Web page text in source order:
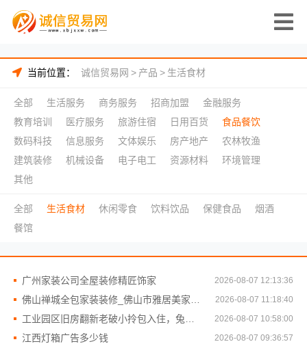
当前位置： 诚信贸易网 > 产品 > 生活食材
全部 生活服务 商务服务 招商加盟
金融服务
教育培训
医疗服务 旅游住宿 日用百货
食品餐饮
数码科技
信息服务 文体娱乐 房产地产
农林牧渔
建筑装修
机械设备 电子电工 资源材料
环境管理
其他
全部 生活食材 休闲零食 饮料饮品 保健食品
烟酒
餐馆
广州家装公司全屋装修精匠饰家 2026-08-07 12:13:36
2026-08-07 11:18:40
2026-08-07 10:58:00
江西灯箱广告多少钱 2026-08-07 09:36:57